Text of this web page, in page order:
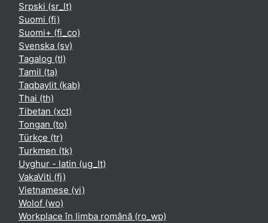
Srpski ‎(sr_lt)‎
Suomi ‎(fi)‎
Suomi+ ‎(fi_co)‎
Svenska ‎(sv)‎
Tagalog ‎(tl)‎
Tamil ‎(ta)‎
Taqbaylit ‎(kab)‎
Thai ‎(th)‎
Tibetan ‎(xct)‎
Tongan ‎(to)‎
Türkçe ‎(tr)‎
Turkmen ‎(tk)‎
Uyghur - latin ‎(ug_lt)‎
VakaViti ‎(fj)‎
Vietnamese ‎(vi)‎
Wolof ‎(wo)‎
Workplace în limba română ‎(ro_wp)‎